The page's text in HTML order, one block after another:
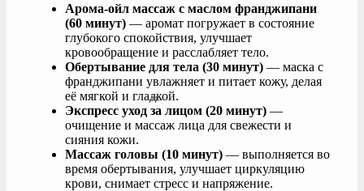
м.
Арома-ойл массаж с маслом франджипани
(60 минут) — аромат погружает в состояние
глубокого спокойствия, улучшает
кровообращение и расслабляет тело.
Обертывание для тела (30 минут) — маска с
франджипани увлажняет и питает кожу, делая
её мягкой и гладкой.
Экспресс уход за лицом (20 минут) —
очищение и массаж лица для свежести и
сияния кожи.
Массаж головы (10 минут) — выполняется во
время обертывания, улучшает циркуляцию
крови, снимает стресс и напряжение.